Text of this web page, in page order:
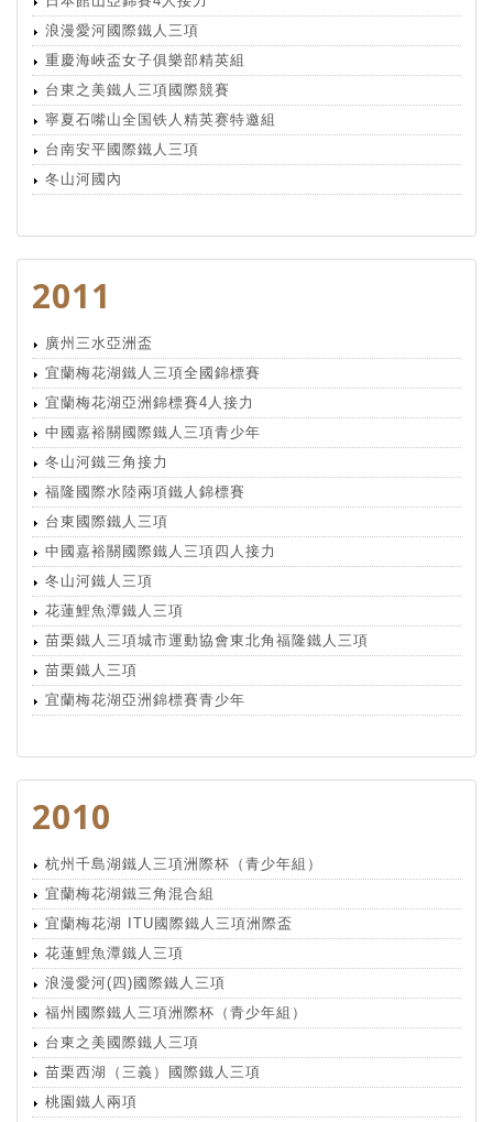
浪漫愛河國際鐵人三項
重慶海峽盃女子俱樂部精英組
台東之美鐵人三項國際競賽
寧夏石嘴山全国铁人精英赛特邀組
台南安平國際鐵人三項
冬山河國內
2011
廣州三水亞洲盃
宜蘭梅花湖鐵人三項全國錦標賽
宜蘭梅花湖亞洲錦標賽4人接力
中國嘉裕關國際鐵人三項青少年
冬山河鐵三角接力
福隆國際水陸兩項鐵人錦標賽
台東國際鐵人三項
中國嘉裕關國際鐵人三項四人接力
冬山河鐵人三項
花蓮鯉魚潭鐵人三項
苗栗鐵人三項城市運動協會東北角福隆鐵人三項
苗栗鐵人三項
宜蘭梅花湖亞洲錦標賽青少年
2010
杭州千島湖鐵人三項洲際杯（青少年組）
宜蘭梅花湖鐵三角混合組
宜蘭梅花湖 ITU國際鐵人三項洲際盃
花蓮鯉魚潭鐵人三項
浪漫愛河(四)國際鐵人三項
福州國際鐵人三項洲際杯（青少年組）
台東之美國際鐵人三項
苗栗西湖（三義）國際鐵人三項
桃園鐵人兩項